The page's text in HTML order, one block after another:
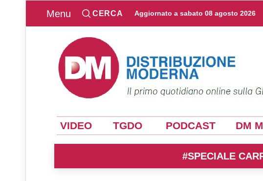
Menu CERCA Aggiornato a sabato 08 agosto 2026
VIDEO TGDO PODCAST DM
#SPECIALE